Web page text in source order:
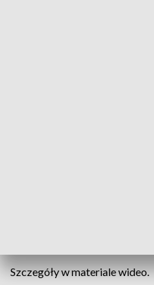
Szczegóły w materiale wideo.